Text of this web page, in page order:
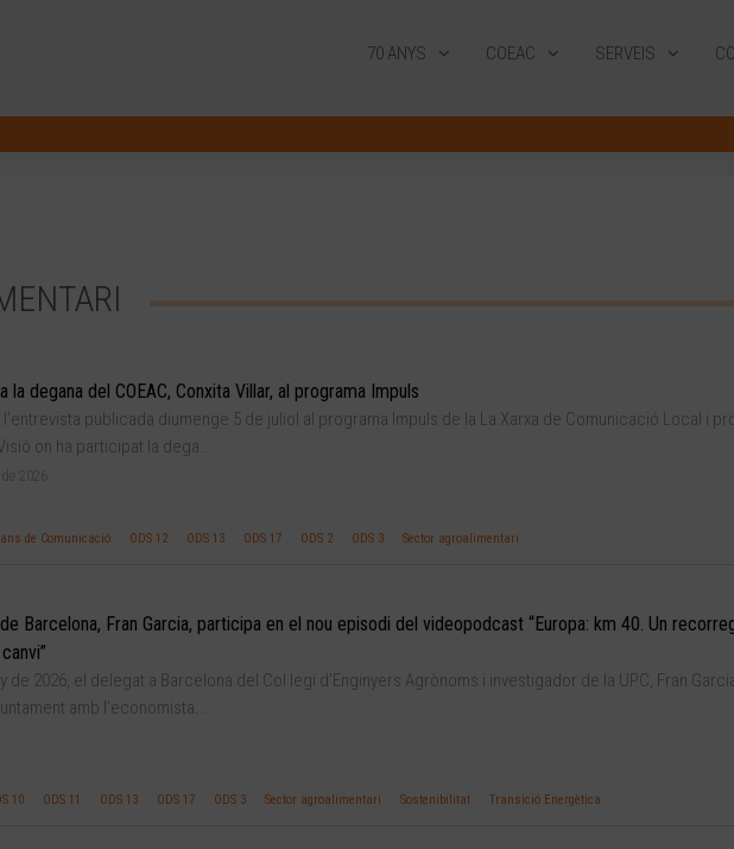
70 ANYS COEAC SERVEIS
la degana del COEAC, Conxita Villar, al programa Impuls
publicada diumenge 5 de juliol al programa Impuls de la La Xarxa de Comunicació Local i
on ha participat la dega...
2026
de Comunicació ODS 12 ODS 13 ODS 17 ODS 2 ODS 3 Sector agroalimentari
Barcelona, Fran Garcia, participa en el nou episodi del videopodcast “Europa: km 40. Un
de 2026, el delegat a Barcelona del Col·legi d’Enginyers Agrònoms i investigador de la UPC, Fran
amb l’economista...
10 ODS 11 ODS 13 ODS 17 ODS 3 Sector agroalimentari Sostenibilitat Transició Energètica